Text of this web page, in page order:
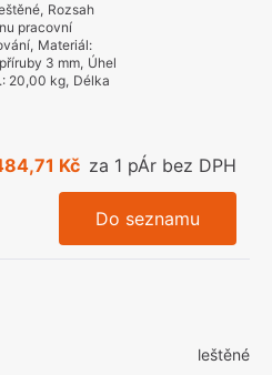
, Rozsah
pracovní
, Materiál:
3 mm, Úhel
: 20,00 kg, Délka
Kč za 1 pÁr bez DPH
Do seznamu
leštěné